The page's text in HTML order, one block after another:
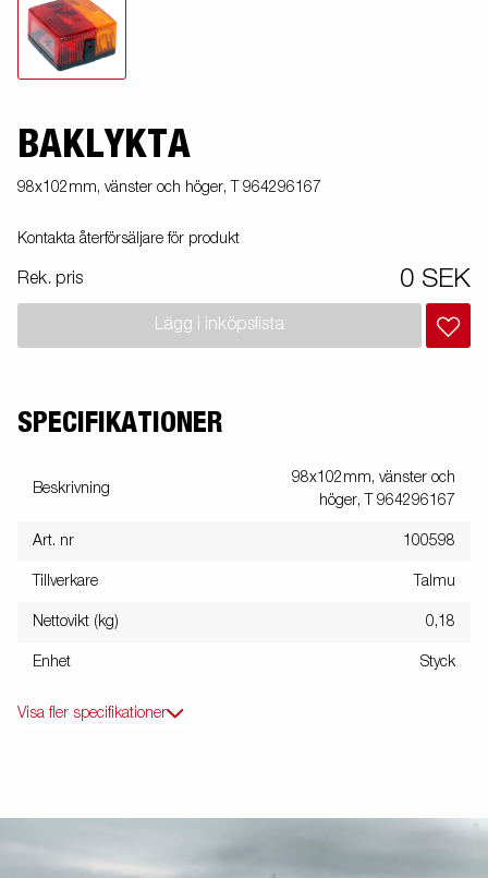
BAKLYKTA
98x102mm, vänster och höger, T 964296167
Kontakta återförsäljare för produkt
Rek. pris 0 SEK
Lägg i inköpslista
SPECIFIKATIONER
Beskrivning
98x102mm, vänster och
höger, T 964296167
Art. nr 100598
Tillverkare Talmu
Nettovikt (kg) 0,18
Enhet Styck
Visa fler specifikationer